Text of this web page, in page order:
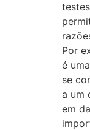
Por
é
se
a um
em